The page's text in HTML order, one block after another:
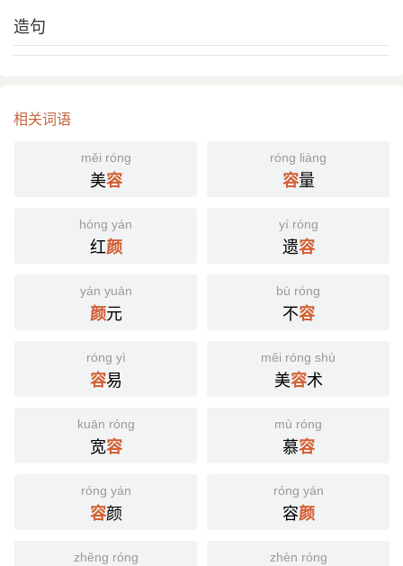
分字解释
造句
相关词语
měi róng
美容
róng liàng
容量
hóng yán
红颜
yí róng
遗容
yán yuán
颜元
bù róng
不容
róng yì
容易
měi róng shù
美容术
kuān róng
宽容
mù róng
慕容
róng yán
容颜
róng yán
容颜
zhěng róng zhèn róng